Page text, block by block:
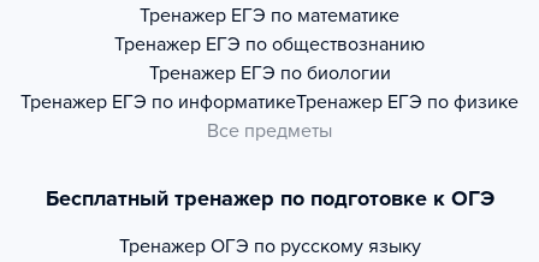
Тренажер ЕГЭ по математике
Тренажер ЕГЭ по обществознанию
Тренажер ЕГЭ по биологии
Тренажер ЕГЭ по информатикеТренажер ЕГЭ по физике
Все предметы
Бесплатный тренажер по подготовке к ОГЭ
Тренажер ОГЭ по русскому языку